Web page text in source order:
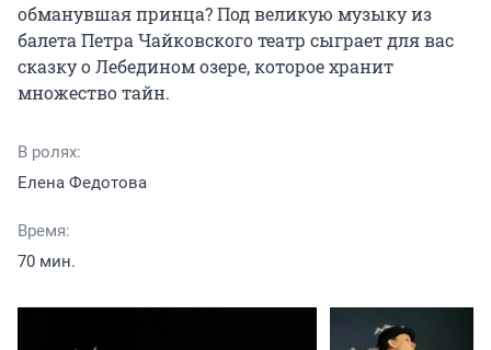
обманувшая принца? Под великую музыку из
балета Петра Чайковского театр сыграет для вас
сказку о Лебедином озере, которое хранит
множество тайн.
В ролях:
Елена Федотова
Время:
70 мин.